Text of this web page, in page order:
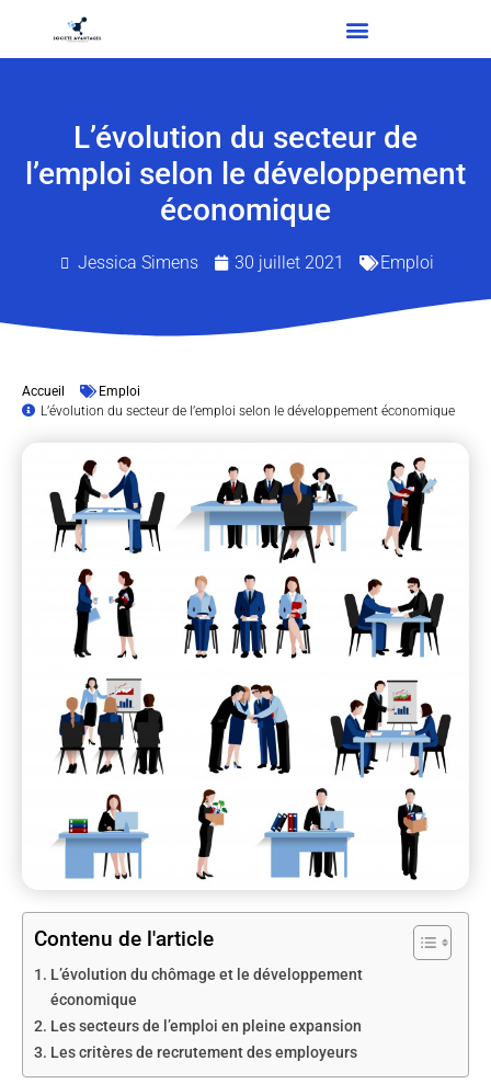
L’évolution du secteur de
l’emploi selon le développement
économique
Jessica Simens 30 juillet 2021 Emploi
Accueil
Emploi
L’évolution du secteur de l’emploi selon le développement économique
Contenu de l'article
L’évolution du chômage et le développement
économique
Les secteurs de l’emploi en pleine expansion
Les critères de recrutement des employeurs